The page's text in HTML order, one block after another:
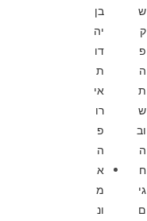
ש
ק
פ
ה
ת
ש
וב
ה
ח
גי
ם
בן
יה
דו
ת
אי
רו
פ
ה
א
מ
ונ